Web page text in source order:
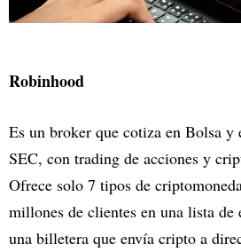
Robinhood
Es un broker que cotiza en Bolsa y
SEC, con trading de acciones y
Ofrece solo 7 tipos de
millones de clientes en una lista de
una billetera que envía cripto a